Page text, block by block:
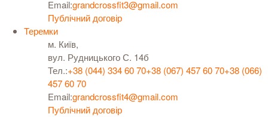
Email:grandcrossfit3@gmail.com
Публічний договір
Теремки
м. Київ,
вул. Рудницького С. 14б
Тел.:+38 (044) 334 60 70+38 (067) 457 60 70+38 (066)
457 60 70
Email:grandcrossfit4@gmail.com
Публічний договір